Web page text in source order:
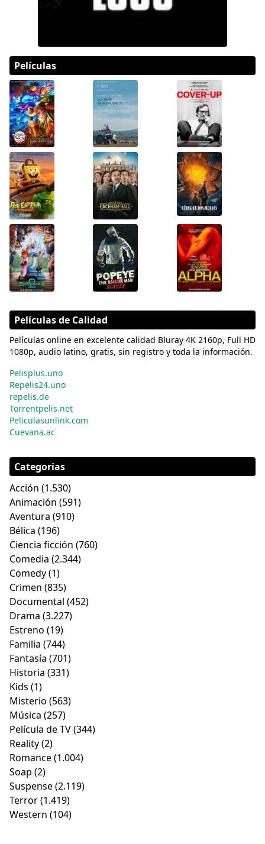
Películas
Películas de Calidad
Películas online en excelente calidad Bluray 4K 2160p, Full HD
1080p, audio latino, gratis, sin registro y toda la información.
Pelisplus.uno
Repelis24.uno
repelis.de
Torrentpelis.net
Peliculasunlink.com
Cuevana.ac
Categorias
Acción (1.530)
Animación (591)
Aventura (910)
Bélica (196)
Ciencia ficción (760)
Comedia (2.344)
Comedy(1)
Crimen (835)
Documental (452)
Drama (3.227)
Estreno (19)
Familia (744)
Fantasía (701)
Historia (331)
Kids (1)
Misterio (563)
Música (257)
Película de TV(344)
Reality(2)
Romance(1.004)
Soap (2)
Suspense(2.119)
Terror(1.419)
Western (104)